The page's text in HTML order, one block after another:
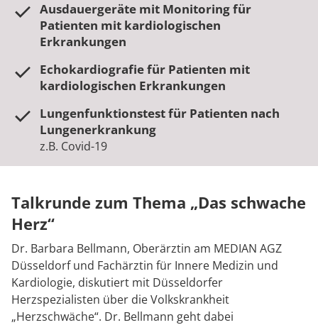
Ausdauergeräte mit Monitoring für
Patienten mit kardiologischen
Erkrankungen
Echokardiografie für Patienten mit
kardiologischen Erkrankungen
Lungenfunktionstest für Patienten nach
Lungenerkrankung
z.B. Covid-19
Talkrunde zum Thema „Das schwache
Herz“
Dr. Barbara Bellmann, Oberärztin am MEDIAN AGZ
Düsseldorf und Fachärztin für Innere Medizin und
Kardiologie, diskutiert mit Düsseldorfer
Herzspezialisten über die Volkskrankheit
„Herzschwäche“. Dr. Bellmann geht dabei